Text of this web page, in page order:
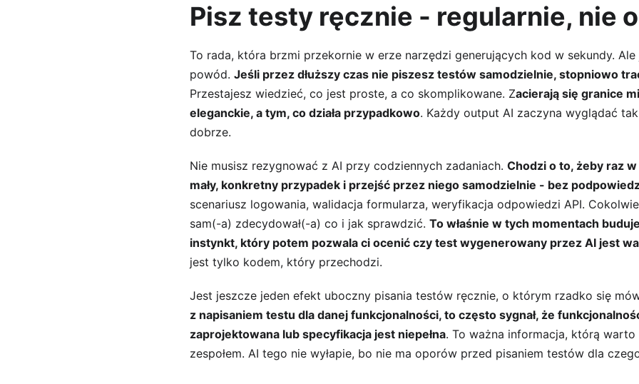
Pisz testy ręcznie - regularnie, nie
To rada, która brzmi przekornie w erze narzędzi generujących kod w sekundy.
powód. Jeśli przez dłuższy czas nie piszesz testów samodzielnie, stopniowo
Przestajesz wiedzieć, co jest proste, a co skomplikowane. Zacierają się granice
eleganckie, a tym, co działa przypadkowo. Każdy output AI zaczyna wyglądać
dobrze.
Nie musisz rezygnować z AI przy codziennych zadaniach. Chodzi o to, żeby raz
mały, konkretny przypadek i przejść przez niego samodzielnie - bez
scenariusz logowania, walidacja formularza, weryfikacja odpowiedzi API.
sam(-a) zdecydował(-a) co i jak sprawdzić. To właśnie w tych momentach
instynkt, który potem pozwala ci ocenić czy test wygenerowany przez AI jest
jest tylko kodem, który przechodzi.
Jest jeszcze jeden efekt uboczny pisania testów ręcznie, o którym rzadko się
z napisaniem testu dla danej funkcjonalności, to często sygnał, że
zaprojektowana lub specyfikacja jest niepełna. To ważna informacja, którą
zespołem. AI tego nie wyłapie, bo nie ma oporów przed pisaniem testów dla